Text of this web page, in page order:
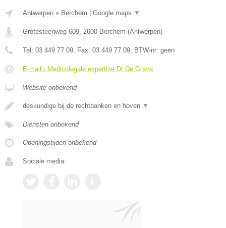
Antwerpen » Berchem Google maps ▼
Grotesteenweg 609, 2600 Berchem (Antwerpen)
Tel: 03 449 77 09, Fax: 03 449 77 09, BTW-nr: geen
E-mail › Medicolegale expertise Dr De Grave
Website onbekend
deskundige bij de rechtbanken en hoven ▼
Diensten onbekend
Openingstijden onbekend
Sociale media: